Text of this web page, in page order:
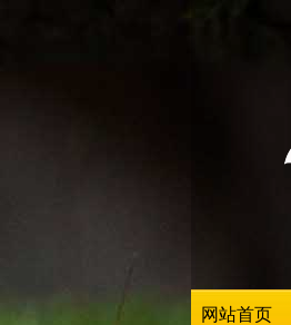
网站首页